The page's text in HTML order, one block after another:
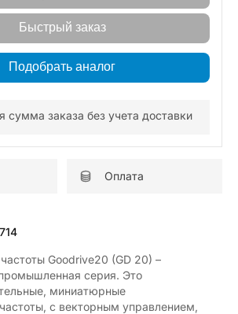
Быстрый заказ
Подобрать аналог
сумма заказа без учета доставки
Оплата
Goodrive20 (GD 20) –
серия. Это
миниатюрные
с векторным управлением,